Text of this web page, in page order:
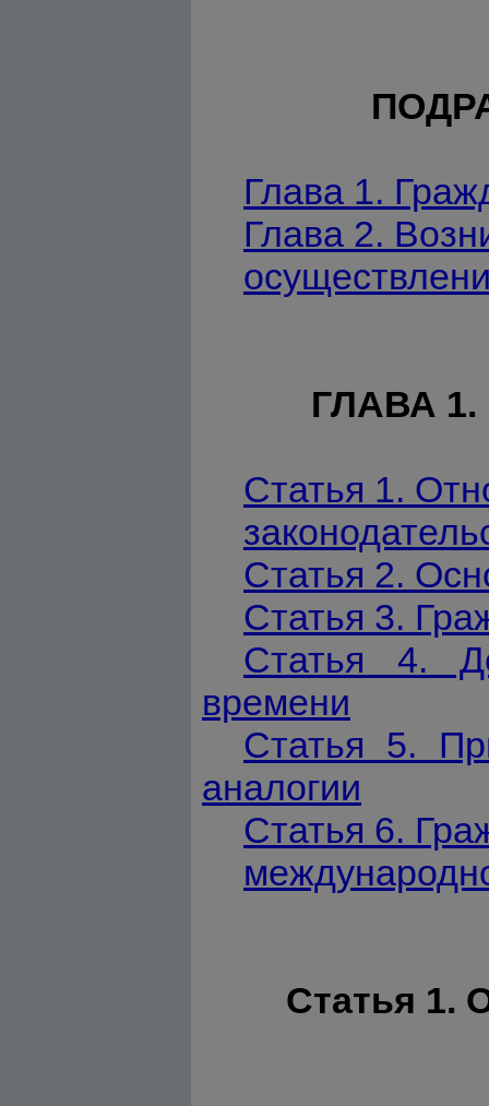
Глава 1.
Глава 2.
ГЛАВА
Статья 1.
Статья 2.
Статья 3.
Статья 4.
времени
Статья 5.
аналогии
Статья 6.
Статья 1.